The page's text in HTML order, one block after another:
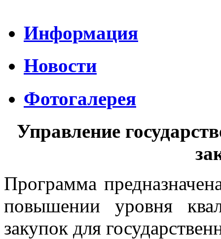
Информация
Новости
Фотогалерея
Управление
Программа
повышении уровня
закупок для